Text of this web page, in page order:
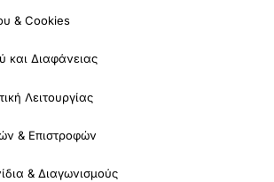
& Cookies
και Διαφάνειας
Λειτουργίας
& Επιστροφών
& Διαγωνισμούς